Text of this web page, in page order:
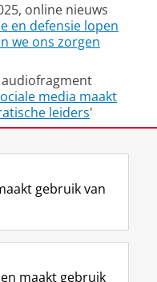
online nieuws
en defensie lopen
we ons zorgen
audiofragment
media maakt
leiders'
13:27
L
i
R
S
I
n
Y
o
gebruik van
maakt gebruik